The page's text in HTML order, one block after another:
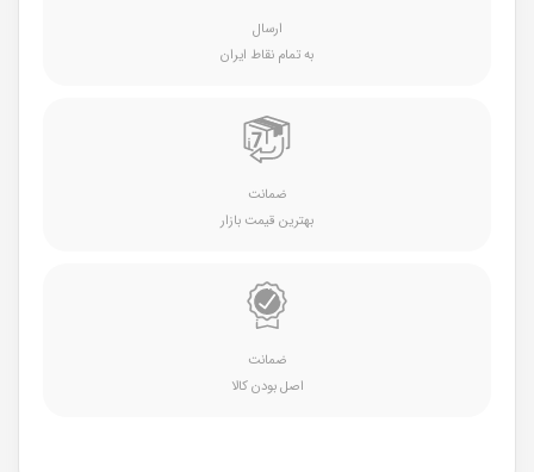
ارسال
به تمام نقاط ایران
ضمانت
بهترین قیمت بازار
ضمانت
اصل بودن کالا